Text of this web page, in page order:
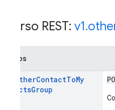
Recurso REST: v1.
Métodos
OtherContactToMy
ContactsGroup